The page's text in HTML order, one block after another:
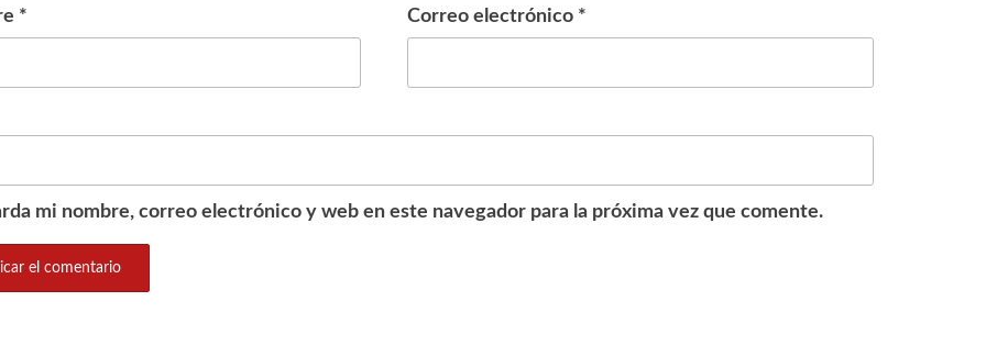
* Correo electrónico *
mi nombre, correo electrónico y web en este navegador para la próxima vez que comente.